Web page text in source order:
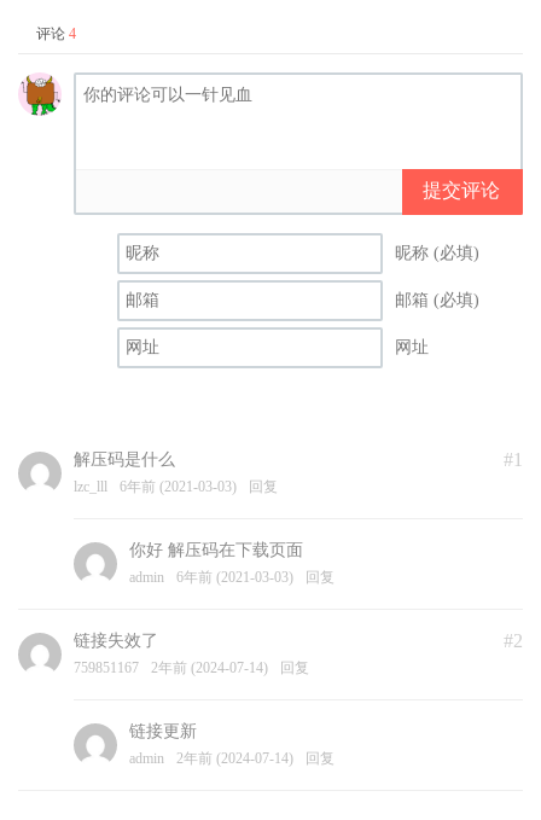
评论 4
提交评论
昵称 (必填)
邮箱 (必填)
网址
#1
解压码是什么
lzc_lll 6年前 (2021-03-03) 回复
你好 解压码在下载页面
admin 6年前 (2021-03-03) 回复
#2
链接失效了
759851167 2年前 (2024-07-14) 回复
链接更新
admin 2年前 (2024-07-14) 回复